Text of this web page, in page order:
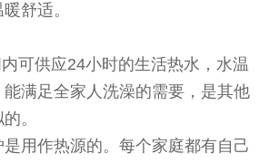
舒适。
供应24小时的生活热水，水温
满足全家人洗澡的需要，是其他
。
作热源的。每个家庭都有自己